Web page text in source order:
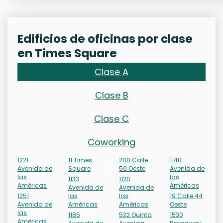
Edificios de oficinas por clase
en Times Square
Clase A
Clase B
Clase C
Coworking
1221
Avenida de
las
Américas
1251
Avenida de
las
Américas
11 Times
Square
1133
Avenida de
las
Américas
1185
200 Calle
50 Oeste
1120
Avenida de
las
Américas
522 Quinta
1140
Avenida de
las
Américas
19 Calle 44
Oeste
1530